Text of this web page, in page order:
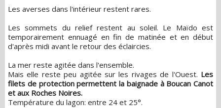
Les averses dans l'intérieur restent rares.
Les sommets du relief restent au soleil. Le Maïdo est
temporairement ennuagé en fin de matinée et en début
d'après midi avant le retour des éclaircies.
La mer reste agitée dans l'ensemble.
Mais elle reste peu agitée sur les rivages de l'Ouest. Les
filets de protection permettent la baignade à Boucan Canot
et aux Roches Noires.
Température du lagon: entre 24 et 25°.